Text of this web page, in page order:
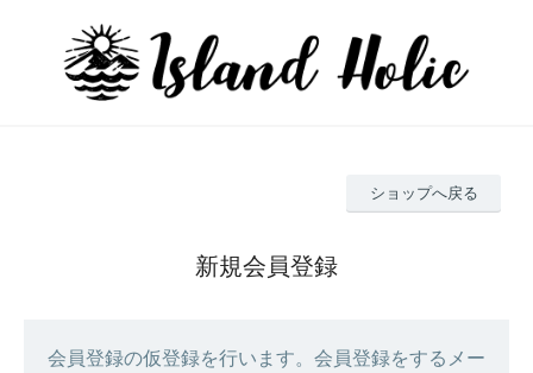
ショップへ戻る
新規会員登録
会員登録の仮登録を行います。会員登録をするメー